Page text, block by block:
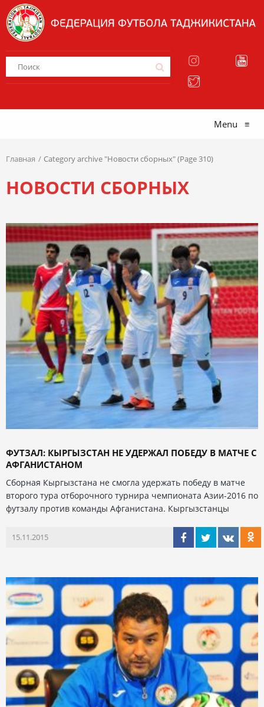
Menu ≡
Главная Category archive "Новости сборных" (Page 310)
НОВОСТИ СБОРНЫХ
ФУТЗАЛ: КЫРГЫЗСТАН НЕ УДЕРЖАЛ ПОБЕДУ В МАТЧЕ С
АФГАНИСТАНОМ
Сборная Кыргызстана не смогла удержать победу в матче
второго тура отборочного турнира чемпионата Азии-2016 по
футзалу против команды Афганистана. Кыргызстанцы
15.11.2015